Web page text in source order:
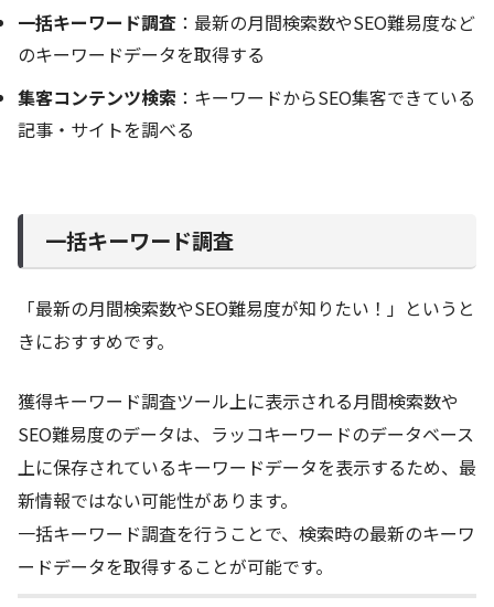
一括キーワード調査 ：最新の月間検索数やSEO難易度など
のキーワードデータを取得する
集客コンテンツ検索 ：キーワードからSEO集客できている
記事・サイトを調べる
一括キーワード調査
「最新の月間検索数やSEO難易度が知りたい！」というと
きにおすすめです。
獲得キーワード調査ツール上に表示される月間検索数や
SEO難易度のデータは、ラッコキーワードのデータベース
上に保存されているキーワードデータを表示するため、最
新情報ではない可能性があります。
一括キーワード調査を行うことで、検索時の最新のキーワ
ードデータを取得することが可能です。